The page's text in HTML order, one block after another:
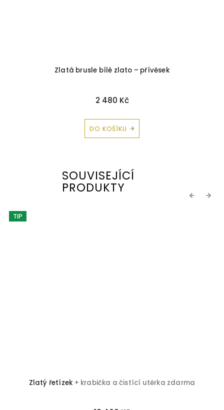
Zlatá brusle bílé zlato – přívěsek
2 480 Kč
DO KOŠÍKU
SOUVISEJÍCÍ
PRODUKTY Previous
TIP
Zlatý řetízek + krabička a čistící utěrka zdarma
Next